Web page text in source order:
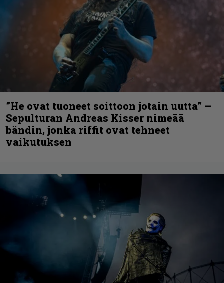
”He ovat tuoneet soittoon jotain uutta” –
Sepulturan Andreas Kisser nimeää
bändin, jonka riffit ovat tehneet
vaikutuksen